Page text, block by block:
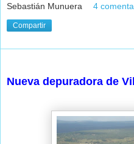
Sebastián Munuera 4
Compartir
Nueva depuradora de